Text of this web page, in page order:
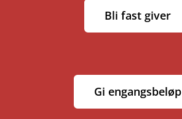
Bli fast giver
Gi engangsbeløp